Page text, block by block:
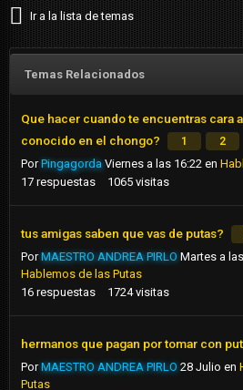
Ir a la lista de temas
Temas Relacionados
Que hacer cuando te encuentras cara
conocido en el chongo?
1 2
PorPingagorda Viernes a las 16:22 en
17 respuestas 1065 visitas
tus amigas saben que vas de putas?
PorMAESTRO ANDREA PIRLO Martes a
Hablemos de las Putas
16 respuestas 1724 visitas
hermanos que pagan por tomar con
PorMAESTRO ANDREA PIRLO 28 Julio en
Putas